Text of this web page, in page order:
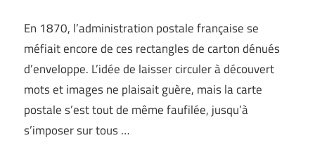
En 1870, l’administration postale française se
méfiait encore de ces rectangles de carton dénués
d’enveloppe. L’idée de laisser circuler à découvert
mots et images ne plaisait guère, mais la carte
postale s’est tout de même faufilée, jusqu’à
s’imposer sur tous …